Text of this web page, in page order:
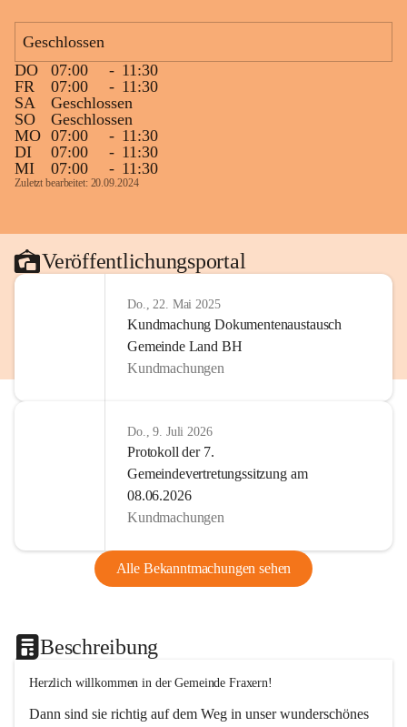
Geschlossen
DO
07:00 - 11:30
FR
07:00 - 11:30
SA
Geschlossen
SO
Geschlossen
MO 07:00 - 11:30
DI
07:00 - 11:30
MI
07:00 - 11:30
Zuletzt bearbeitet: 20.09.2024
Veröffentlichungsportal
Do., 22. Mai 2025
Kundmachung Dokumentenaustausch
Gemeinde Land BH
Kundmachungen
Do., 9. Juli 2026
Protokoll der 7.
Gemeindevertretungssitzung am
08.06.2026
Kundmachungen
Alle Bekanntmachungen sehen
Beschreibung
Herzlich willkommen in der Gemeinde Fraxern!
Dann sind sie richtig auf dem Weg in unser wunderschönes